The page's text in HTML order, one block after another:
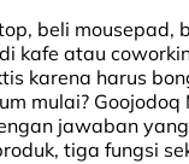
beli mousepad,
kafe atau
karena harus
mulai? Goojodoq
jawaban
tiga fungsi